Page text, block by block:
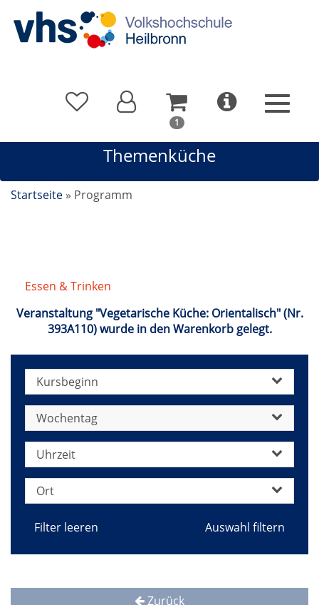
1 In
Warenkorb
sich
Themenküche
Startseite » Programm
Essen & Trinken
Veranstaltung "Vegetarische Küche: Orientalisch" (Nr.
393A110) wurde in den Warenkorb gelegt.
Kursbeginn
Wochentag
Uhrzeit
Ort
Filter leeren
Zurück